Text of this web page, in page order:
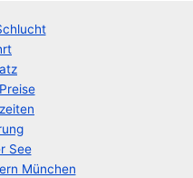
See
München